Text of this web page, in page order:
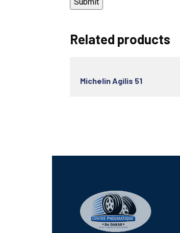
Related products
Michelin Agilis 51